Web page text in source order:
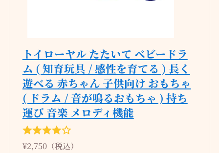
トイローヤル たたいて ベビードラ
ム ( 知育玩具 / 感性を育てる ) 長く
遊べる 赤ちゃん 子供向け おもちゃ
( ドラム / 音が鳴るおもちゃ ) 持ち
運び 音楽 メロディ機能
¥2,750（税込）